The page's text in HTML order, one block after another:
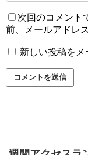
次回のコメント
前、メールアドレ
新しい投稿をメ